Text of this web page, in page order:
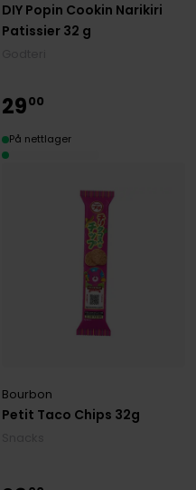
DIY Popin Cookin Narikiri
Patissier 32 g
Petit Taco Chips 32g
Bourbon
2900
På nettlager